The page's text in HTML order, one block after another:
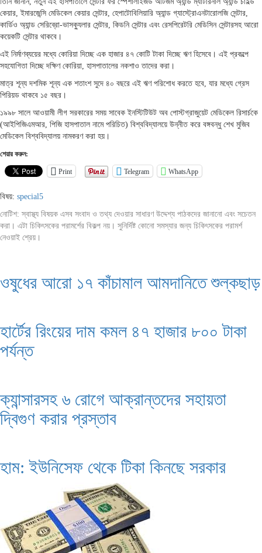
কেয়ার, ইমারজেন্সি মেডিকেল কেয়ার সেন্টার, হেপাটোবিলিয়ারি অ্যান্ড গ্যাস্ট্রোএনটারোলজি সেন্টার,
কার্ডিও অ্যান্ড সেরিব্রো-ভাসক্যুলার সেন্টার, কিডনি সেন্টার এবং রেসপিরেটরি মেডিসিন সেন্টারসহ আরো
কয়েকটি সেন্টার থাকবে।
এই নির্মাণব্যয়ের মধ্যে কোরিয়া দিচ্ছে এক হাজার ৪৭ কোটি টাকা দিচ্ছে ঋণ হিসেবে। এই প্রকল্পে
সহযোগিতা দিচ্ছে দক্ষিণ কোরিয়া, হাসপাতালের নকশাও তাদের করা।
মাত্র শূন্য দশমিক শূন্য এক শতাংশ সুদে ৪০ বছরে এই ঋণ পরিশোধ করতে হবে, যার মধ্যে গ্রেস
পিরিয়ড থাকবে ১৫ বছর।
১৯৯৮ সালে আওয়ামী লীগ সরকারের সময় সাবেক ইনস্টিটিউট অব পোস্টগ্রাজুয়েট মেডিকেল রিসার্চকে
(আইপিজিএমআর, পিজি হাসপাতাল নামে পরিচিত) বিশ্ববিদ্যালয়ে উন্নীত করে বঙ্গবন্ধু শেখ মুজিব
মেডিকেল বিশ্ববিদ্যালয় নামকরণ করা হয়।
শেয়ার করুন:
Print Telegram WhatsApp
বিষয়: special5
নোটিশ: স্বাস্থ্য বিষয়ক এসব সংবাদ ও তথ্য দেওয়ার সাধারণ উদ্দেশ্য পাঠকদের জানানো এবং সচেতন
করা। এটা চিকিৎসকের পরামর্শের বিকল্প নয়। সুনির্দিষ্ট কোনো সমস্যার জন্য চিকিৎসকের পরামর্শ
নেওয়াই শ্রেয়।
ওষুধের আরো ১৭ কাঁচামাল আমদানিতে শুল্কছাড়
হার্টের রিংয়ের দাম কমল ৪৭ হাজার ৮০০ টাকা
পর্যন্ত
ক্যান্সারসহ ৬ রোগে আক্রান্তদের সহায়তা
দ্বিগুণ করার প্রস্তাব
হাম: ইউনিসেফ থেকে টিকা কিনছে সরকার